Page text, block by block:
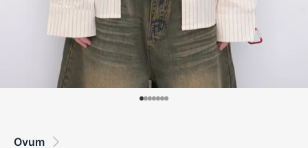
Ovum